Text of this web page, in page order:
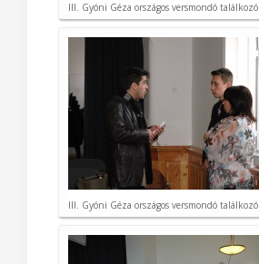
III. Gyóni Géza országos versmondó találkozó
III. Gyóni Géza országos versmondó találkozó